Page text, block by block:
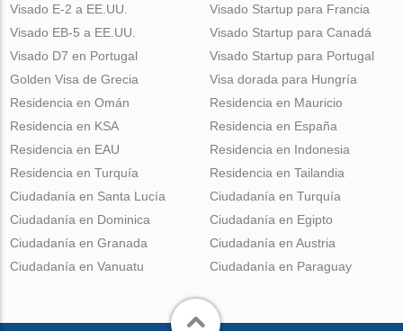
Visado E-2 a EE.UU.
Visado EB-5 a EE.UU.
Visado D7 en Portugal
Golden Visa de Grecia
Visado Startup para Francia
Visado Startup para Canadá
Visado Startup para Portugal
Visa dorada para Hungría
Residencia en Omán
Residencia en KSA
Residencia en EAU
Residencia en Turquía
Residencia en Mauricio
Residencia en España
Residencia en Indonesia
Residencia en Tailandia
Ciudadanía en Santa Lucía
Ciudadanía en Dominica
Ciudadanía en Granada
Ciudadanía en Vanuatu
Ciudadanía en Turquía
Ciudadanía en Egipto
Ciudadanía en Austria
Ciudadanía en Paraguay